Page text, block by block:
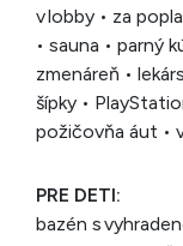
v lobby • za
• sauna • parný
zmenáreň •
šípky •
požičovňa áut •
PRE DETI:
bazén s